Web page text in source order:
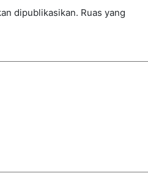
dipublikasikan. Ruas yang